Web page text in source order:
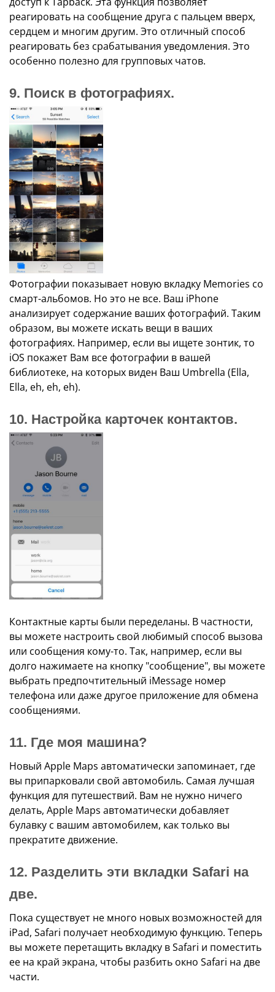
реагировать на сообщение друга с пальцем вверх,
сердцем и многим другим. Это отличный способ
реагировать без срабатывания уведомления. Это
особенно полезно для групповых чатов.
9. Поиск в фотографиях.
Фотографии показывает новую вкладку Memories со
смарт-альбомов. Но это не все. Ваш iPhone
анализирует содержание ваших фотографий. Таким
образом, вы можете искать вещи в ваших
фотографиях. Например, если вы ищете зонтик, то
iOS покажет Вам все фотографии в вашей
библиотеке, на которых виден Ваш Umbrella (Ella,
Ella, eh, eh, eh).
10. Настройка карточек контактов.
Контактные карты были переделаны. В частности,
вы можете настроить свой любимый способ вызова
или сообщения кому-то. Так, например, если вы
долго нажимаете на кнопку "сообщение", вы можете
выбрать предпочтительный iMessage номер
телефона или даже другое приложение для обмена
сообщениями.
11. Где моя машина?
Новый Apple Maps автоматически запоминает, где
вы припарковали свой автомобиль. Самая лучшая
функция для путешествий. Вам не нужно ничего
делать, Apple Maps автоматически добавляет
булавку с вашим автомобилем, как только вы
прекратите движение.
12. Разделить эти вкладки Safari на
две.
Пока существует не много новых возможностей для
iPad, Safari получает необходимую функцию. Теперь
вы можете перетащить вкладку в Safari и поместить
ее на край экрана, чтобы разбить окно Safari на две
части.